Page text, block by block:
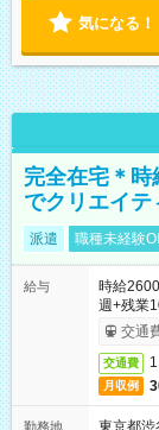
気になる！
完全在宅＊
でクリエイテ
派遣 職種未経験
給与
時給
週+残業
受取り
交通
交通費
月収例
勤務地 東京都渋